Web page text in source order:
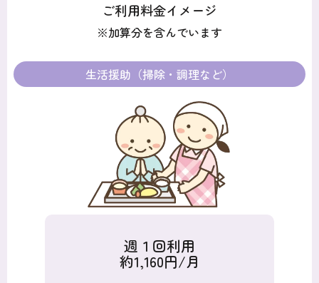
ご利用料金イメージ
※加算分を含んでいます
生活援助（掃除・調理など）
週１回利用
約1,160円/月